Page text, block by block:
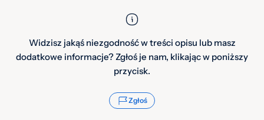
Widzisz jakąś niezgodność w treści opisu lub masz
dodatkowe informacje? Zgłoś je nam, klikając w poniższy
przycisk.
Zgłoś